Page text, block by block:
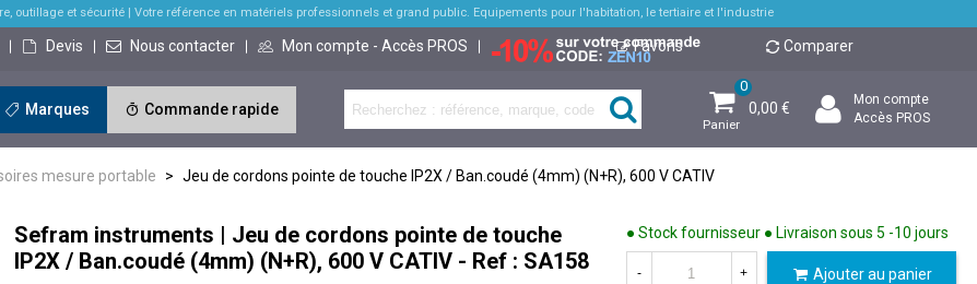
outillage et sécurité| Votre référence en matériels professionnels et grand public. Equipements pour l'habitation, le tertiaire et l'industrie
Devis Nous contacter Mon compte - Accès PROS Favoris Comparer
Marques Commande rapide
Panier
0
0,00 €
Mon compte
Accès PROS
mesure portable > Jeu de cordons pointe de touche IP2X / Ban.coudé (4mm) (N+R), 600 V CATIV
Sefram instruments | Jeu de cordons pointe de touche
IP2X / Ban.coudé (4mm) (N+R), 600 V CATIV - Ref : SA158
● Stock fournisseur ● Livraison sous 5 -10 jours
- + Ajouter au panier